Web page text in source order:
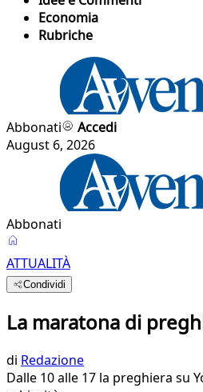
Economia
Rubriche
Abbonati
Accedi
August 6, 2026
Abbonati
ATTUALITÀ
Condividi
La maratona di
di Redazione
Dalle 10 alle 17 la preghiera su